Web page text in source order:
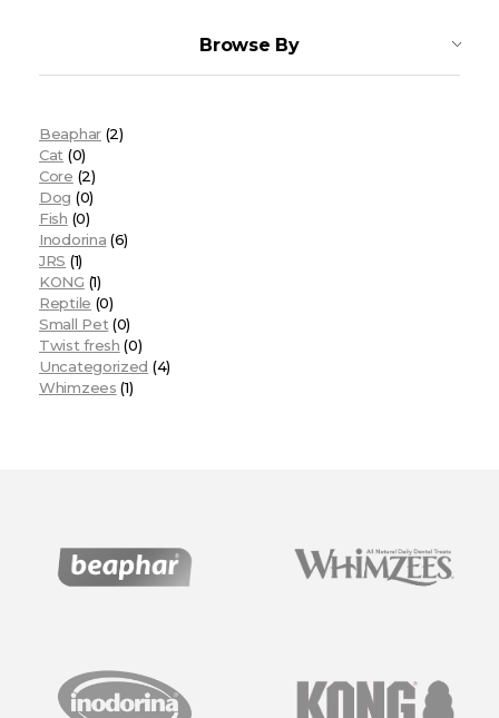
Browse By
Beaphar (2)
Cat (0)
Core (2)
Dog (0)
Fish (0)
Inodorina (6)
JRS (1)
KONG (1)
Reptile (0)
Small Pet (0)
Twist fresh (0)
Uncategorized (4)
Whimzees (1)